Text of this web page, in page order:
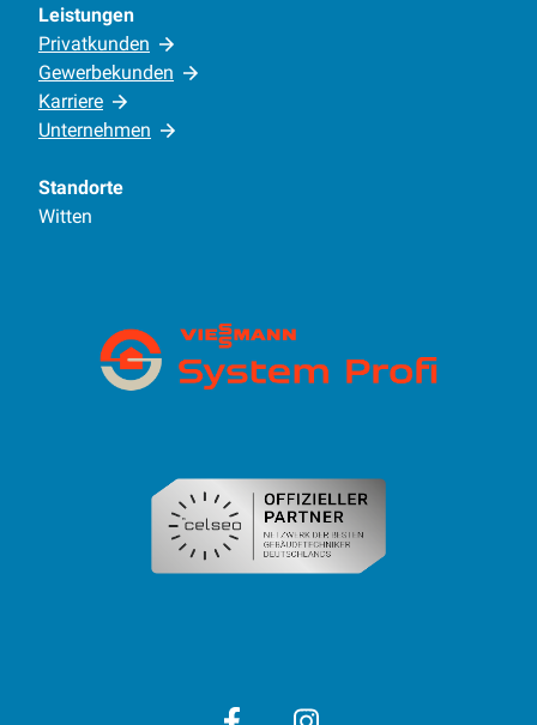
Leistungen
Privatkunden
Gewerbekunden
Karriere
Unternehmen
Standorte
Witten